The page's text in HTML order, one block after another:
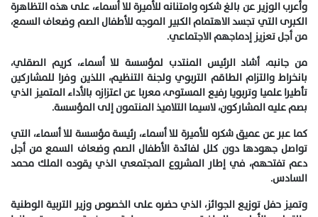
وأعرب الوزير عن بالغ شكره وامتنانه للأميرة للا أسماء، على هذه التظاهرة
الكبرى التي تجسد الاهتمام الكبير الموجه للأطفال الصم وضعاف السمع،
من أجل تعزيز إدماجهم الاجتماعي.
من جانبه، أشاد الرئيس المنتدب لمؤسسة للا أسماء، كريم الصقلي،
بانخراط والتزام الطاقم التربوي ولجنة التنظيم، اللذين وفرا للمشاركين
تأطيرا علميا وتربويا رفيع المستوى، معربا عن اعتزازه بالأداء المتميز الذي
بصم عليه المشاركون، لاسيما التلاميذ المنتمون إلى المؤسسة.
كما عبر عن عميق شكره للأميرة للا أسماء، رئيسة مؤسسة للا أسماء، التي
تواصل جهودها دون كلل لفائدة الأطفال الصم وضعاف السمع من أجل
دعم تفتحهم، في إطار المشروع المجتمعي الذي يقوده الملك محمد
السادس.
وتميز حفل توزيع الجوائز، الذي حضره على الخصوص وزير التربية الوطنية